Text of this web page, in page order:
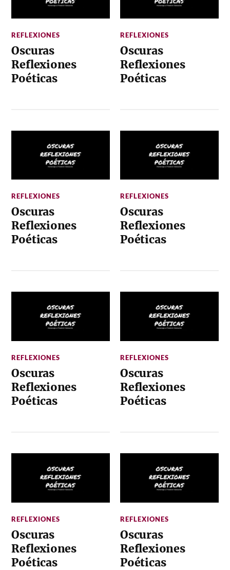
REFLEXIONES
Oscuras
Reflexiones
Poéticas
REFLEXIONES
Oscuras
Reflexiones
Poéticas
REFLEXIONES
Oscuras
Reflexiones
Poéticas
REFLEXIONES
Oscuras
Reflexiones
Poéticas
REFLEXIONES
Oscuras
Reflexiones
Poéticas
REFLEXIONES
Oscuras
Reflexiones
Poéticas
REFLEXIONES
Oscuras
Reflexiones
Poéticas
REFLEXIONES
Oscuras
Reflexiones
Poéticas